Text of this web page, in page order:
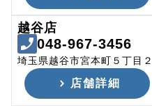
越谷店
048-967-3456
埼玉県越谷市宮本町５丁目
店舗詳細